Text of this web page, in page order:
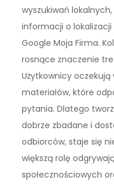
wyszukiwań
informacji o
Google Moja Firma.
rosnące znaczenie
Użytkownicy
materiałów, które
pytania. Dlatego
dobrze zbadane i
odbiorców, staje się
większą rolę
społecznościowych